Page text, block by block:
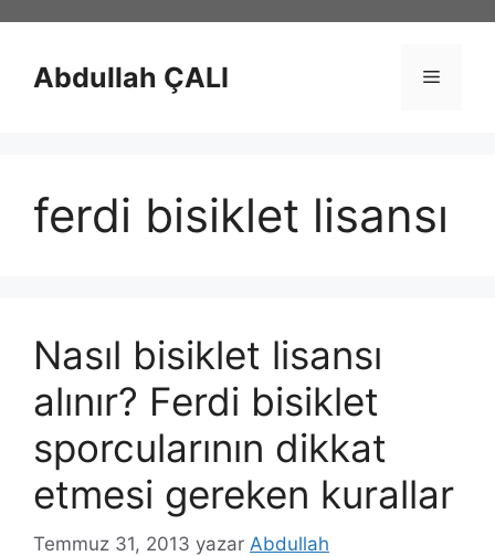
Abdullah ÇALI Menü
ferdi bisiklet lisansı
Nasıl bisiklet lisansı
alınır? Ferdi bisiklet
sporcularının dikkat
etmesi gereken kurallar
Temmuz 31, 2013 yazar Abdullah